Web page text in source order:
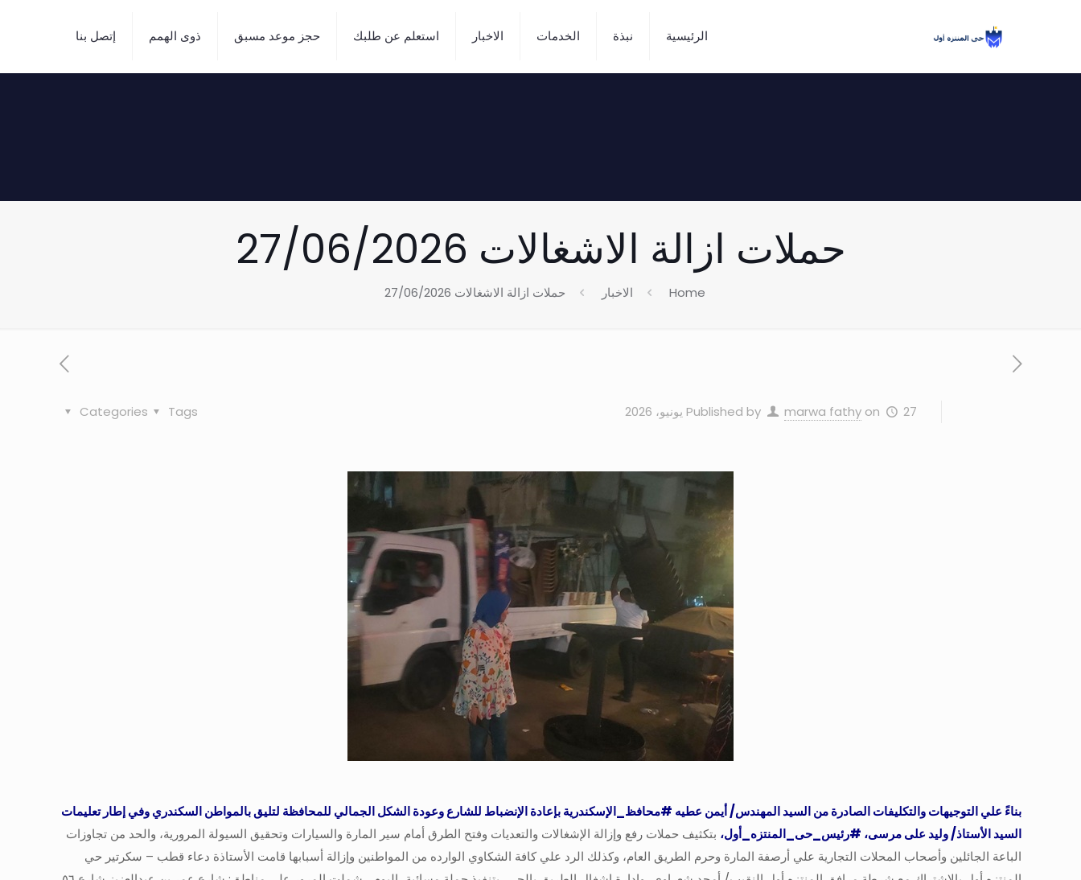
الرئيسية نبذة الخدمات الاخبار استعلم عن طلبك حجز موعد مسبق ذوى الهمم إتصل بنا
حملات ازالة الاشغالات 27/06/2026
Home الاخبار حملات ازالة الاشغالات 27/06/2026
Published by marwa fathy on 27 يونيو، 2026 Categories Tags
بناءً علي التوجيهات والتكليفات الصادرة من السيد المهندس/ أيمن عطيه #محافظ_الإسكندرية بإعادة الإنضباط للشارع وعودة الشكل الجمالي للمحافظة لتليق بالمواطن السكندري وفي إطار تعليمات
السيد الأستاذ/ وليد على مرسى، #رئيس_حى_المنتزه_أول، بتكثيف حملات رفع وإزالة الإشغالات والتعديات وفتح الطرق أمام سير المارة والسيارات وتحقيق السيولة المرورية، والحد من تجاوزات
الباعة الجائلين وأصحاب المحلات التجارية علي أرصفة المارة وحرم الطريق العام، وكذلك الرد علي كافة الشكاوي الوارده من المواطنين وإزالة أسبابها قامت الأستاذة دعاء قطب – سكرتير حي